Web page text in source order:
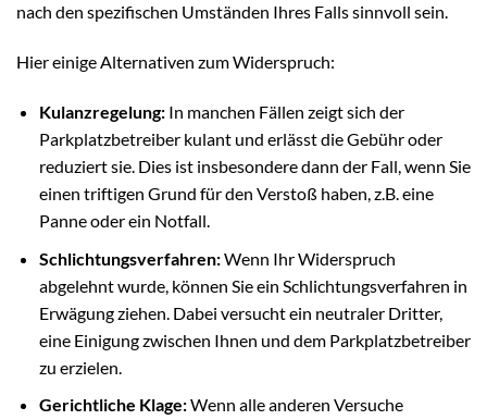
nach den spezifischen Umständen Ihres Falls sinnvoll sein.
Hier einige Alternativen zum Widerspruch:
Kulanzregelung:In manchen Fällen zeigt sich der
Parkplatzbetreiber kulant und erlässt die Gebühr oder
reduziert sie. Dies ist insbesondere dann der Fall, wenn Sie
einen triftigen Grund für den Verstoß haben, z.B. eine
Panne oder ein Notfall.
Schlichtungsverfahren:Wenn Ihr Widerspruch
abgelehnt wurde, können Sie ein Schlichtungsverfahren in
Erwägung ziehen. Dabei versucht ein neutraler Dritter,
eine Einigung zwischen Ihnen und dem Parkplatzbetreiber
zu erzielen.
Gerichtliche Klage:Wenn alle anderen Versuche